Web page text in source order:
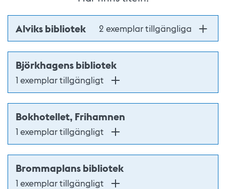
Alviks bibliotek 2 exemplar tillgängliga
Björkhagens bibliotek
1 exemplar tillgängligt
Bokhotellet, Frihamnen
1 exemplar tillgängligt
Brommaplans bibliotek
1 exemplar tillgängligt